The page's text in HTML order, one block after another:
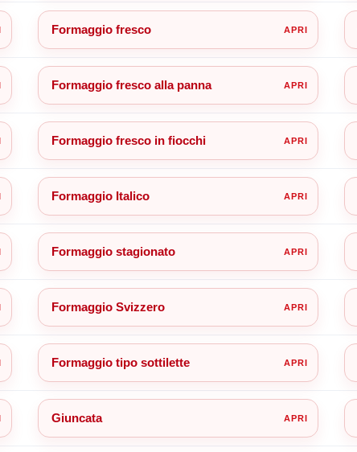
Formaggio fresco
Formaggio fresco alla panna
Formaggio fresco in fiocchi
Formaggio Italico
Formaggio stagionato
Formaggio Svizzero
Formaggio tipo sottilette
Giuncata